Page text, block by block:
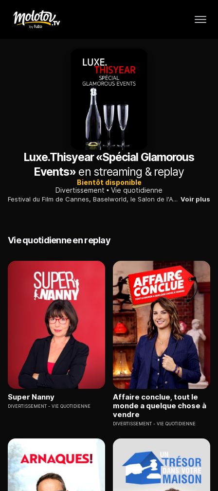
Luxe.Thisyear «Spécial Glamorous
Events» en streaming & replay
Bientôt disponible
Divertissement
Vie quotidienne
Festival du Film de Cannes, Baselworld, le Salon de l'Automobile, tous les événements du monde du luxe de l'année. Voir plus
Vie quotidienne en replay
Super Nanny
DIVERTISSEMENT VIE QUOTIDIENNE
Affaire conclue, tout le
monde a quelque chose à
vendre
DIVERTISSEMENT VIE QUOTIDIENNE